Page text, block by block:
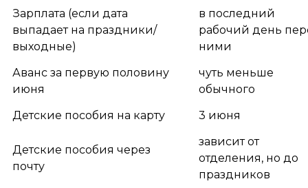
Зарплата (если дата
выпадает на праздники/
выходные)
в последний
рабочий день
ними
Аванс за первую половину
июня
чуть меньше
обычного
Детские пособия на карту
3 июня
Детские пособия через
почту
зависит от
отделения, но до
праздников